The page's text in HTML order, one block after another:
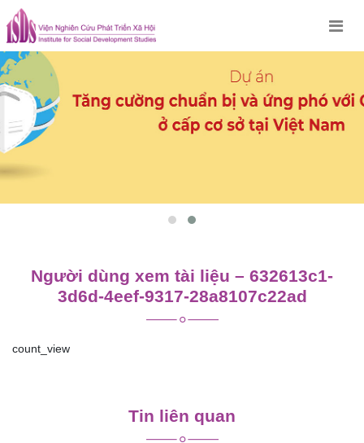
Skip
to
content
Người dùng xem tài liệu – 632613c1-
3d6d-4eef-9317-28a8107c22ad
count_view
Tin liên quan